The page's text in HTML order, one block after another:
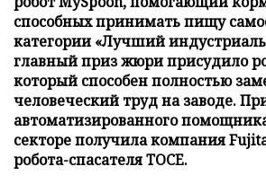
способных принимать пищу
категории «Лучший
главный приз жюри присудило
который способен полностью
человеческий труд на заводе.
автоматизированного
секторе получила компания
робота-спасателя TOCE.